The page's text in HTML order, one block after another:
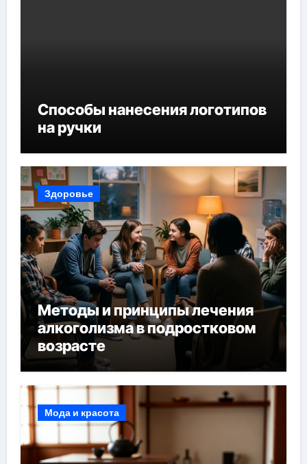
Способы нанесения логотипов
на ручки
Здоровье
Методы и принципы лечения
алкоголизма в подростковом
возрасте
Мода и красота